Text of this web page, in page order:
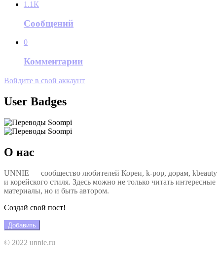
1.1К
Сообщений
0
Комментарии
Войдите в свой аккаунт
User Badges
О нас
UNNIE — сообщество любителей Кореи, k-pop, дорам, kbeauty
и корейского стиля. Здесь можно не только читать интересные
материалы, но и быть автором.
Создай свой пост!
Добавить
© 2022 unnie.ru